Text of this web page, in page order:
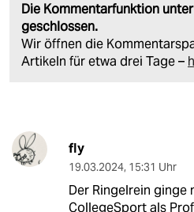
Die Kommentarfunktion
geschlossen.
Wir öffnen die
Artikeln für etwa drei Tage –
fly
19.03.2024, 15:31 Uhr
Der Ringelrein ginge
CollegeSport als